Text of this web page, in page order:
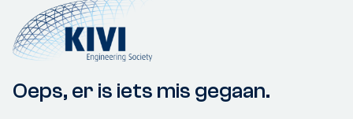
Oeps, er is iets mis gegaan.